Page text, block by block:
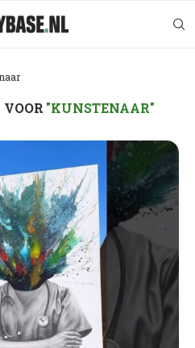
"KUNSTENAAR"